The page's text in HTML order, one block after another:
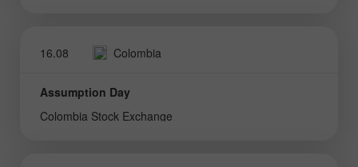
16.08 Colombia
Assumption Day
Colombia Stock Exchange